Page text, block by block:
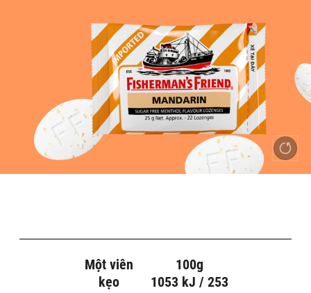
Một viên
kẹo
100g
1053 kJ / 253